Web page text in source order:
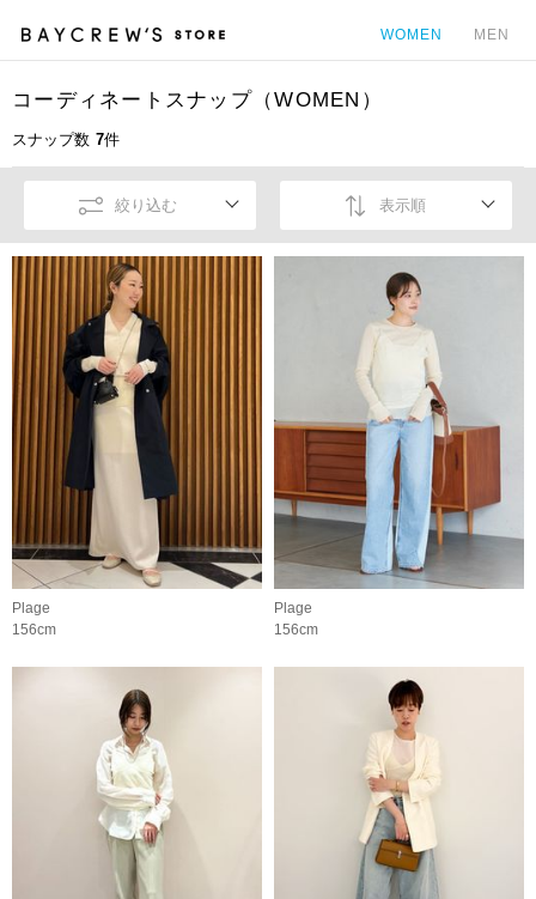
WOMEN MEN
コーディネートスナップ（WOMEN）
スナップ数 7件
絞り込む 表示順
Plage
156cm
Plage
156cm